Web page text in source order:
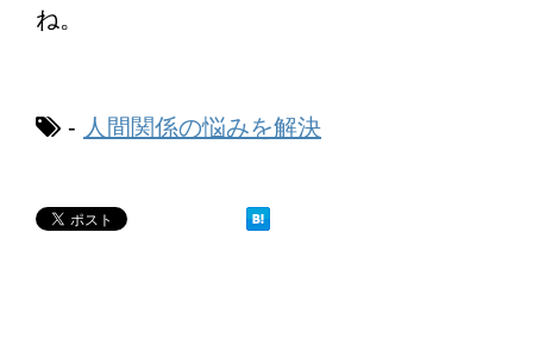
ね。
- 人間関係の悩みを解決